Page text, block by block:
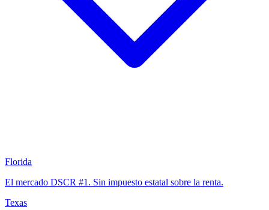
Florida
El mercado DSCR #1. Sin impuesto estatal sobre la renta.
Texas